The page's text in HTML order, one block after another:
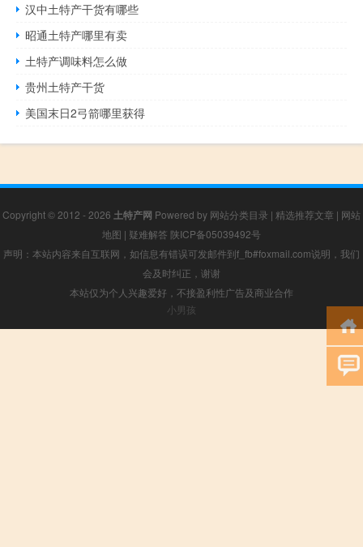
汉中土特产干货有哪些
昭通土特产哪里有卖
土特产调味料怎么做
贵州土特产干货
美国末日2弓箭哪里获得
Copyright © 2012 - 2026 土特产网 Powered by 网站分类目录 | 精选推荐文章 | 网站
地图 | 疑难解答 陕ICP备05039492号
声明：本站内容来自互联网，如信息有错误可发邮件到f_fb#foxmail.com说明，我们
会及时纠正，谢谢
本站仅为个人兴趣爱好，不接盈利性广告及商业合作
小男孩